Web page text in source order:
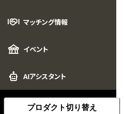
マッチング情報
イベント
AIアシスタント
プロダクト切り替え